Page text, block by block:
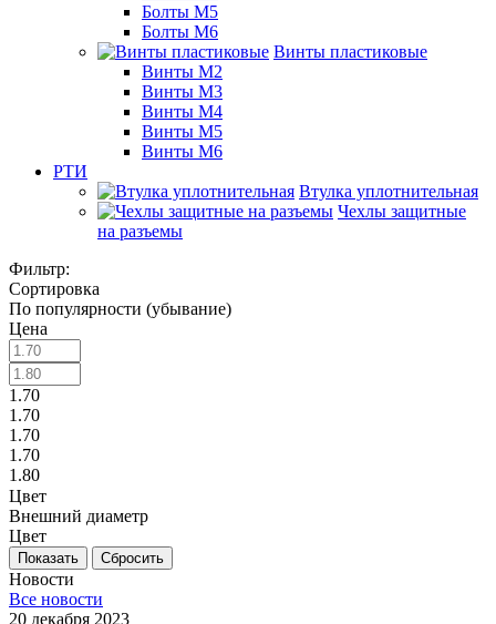
Болты М5
Болты М6
Винты пластиковые
Винты М2
Винты М3
Винты М4
Винты М5
Винты М6
РТИ
Втулка уплотнительная
Чехлы защитные
на разъемы
Фильтр:
Сортировка
По популярности (убывание)
Цена
1.70
1.70
1.70
1.70
1.80
Цвет
Внешний диаметр
Цвет
Показать Сбросить
Новости
Все новости
20 декабря 2023